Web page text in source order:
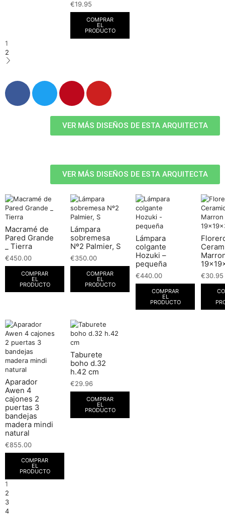
€19.95
COMPRAR
EL
PRODUCTO
1
2
VER MÁS DISEÑOS DE ESTA ARQUITECTA
VER MÁS DISEÑOS DE ESTA ARQUITECTA
Macramé de
Pared Grande
_ Tierra
€450.00
COMPRAR
EL
PRODUCTO
Lámpara
sobremesa
Nº2 Palmier, S
€350.00
COMPRAR
EL
PRODUCTO
Lámpara
colgante
Hozuki –
pequeña
€440.00
COMPRAR
EL
PRODUCTO
€30.95
Aparador
Awen 4
cajones 2
puertas 3
bandejas
madera mindi
natural
€855.00
COMPRAR
EL
PRODUCTO
Taburete
boho d.32
h.42 cm
€29.96
COMPRAR
EL
PRODUCTO
1
2
3
4